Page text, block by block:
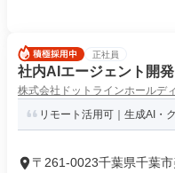
正社員
社内AIエージェント開
株式会社ドットラインホールデ
リモート活用可｜生成AI・
〒261-0023千葉県千葉